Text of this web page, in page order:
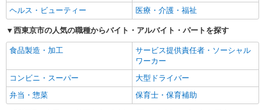
ヘルス・ビューティー
医療・介護・福祉
西東京市の人気の職種からバイト・アルバイト・パートを探す
食品製造・加工
サービス提供責任者・ソーシャル
ワーカー
コンビニ・スーパー
大型ドライバー
弁当・惣菜
保育士・保育補助